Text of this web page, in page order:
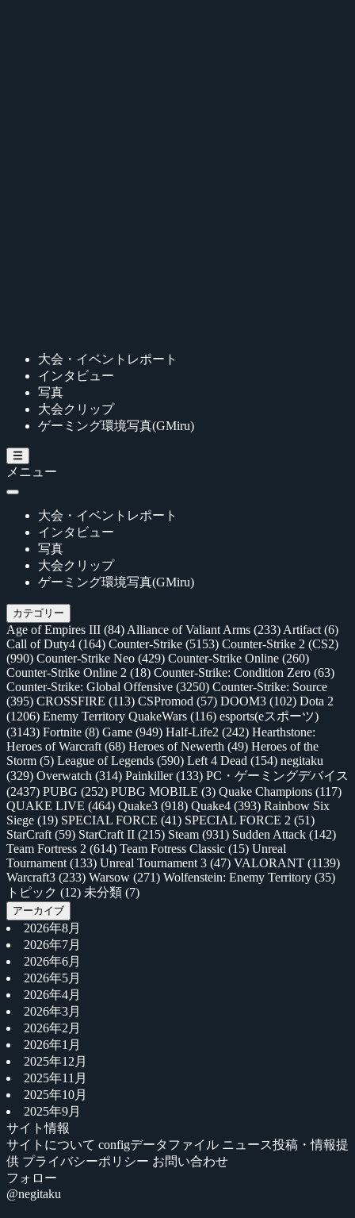
大会・イベントレポート
インタビュー
写真
大会クリップ
ゲーミング環境写真(GMiru)
メニュー
大会・イベントレポート
インタビュー
写真
大会クリップ
ゲーミング環境写真(GMiru)
カテゴリー
Age of Empires III (84) Alliance of Valiant Arms (233) Artifact (6)
Call of Duty4 (164) Counter-Strike (5153) Counter-Strike 2 (CS2)
(990) Counter-Strike Neo (429) Counter-Strike Online (260)
Counter-Strike Online 2 (18) Counter-Strike: Condition Zero (63)
Counter-Strike: Global Offensive (3250) Counter-Strike: Source
(395) CROSSFIRE (113) CSPromod (57) DOOM3 (102) Dota 2
(1206) Enemy Territory QuakeWars (116) esports(eスポーツ)
(3143) Fortnite (8) Game (949) Half-Life2 (242) Hearthstone:
Heroes of Warcraft (68) Heroes of Newerth (49) Heroes of the
Storm (5) League of Legends (590) Left 4 Dead (154) negitaku
(329) Overwatch (314) Painkiller(133) PC・ゲーミングデバイス
(2437) PUBG (252) PUBG MOBILE (3) Quake Champions (117)
QUAKE LIVE (464) Quake3 (918) Quake4 (393) Rainbow Six
Siege (19) SPECIAL FORCE (41) SPECIAL FORCE 2 (51)
StarCraft (59) StarCraft II (215) Steam (931) Sudden Attack (142)
Team Fortress 2 (614) Team Fotress Classic (15) Unreal
Tournament (133) Unreal Tournament 3 (47) VALORANT (1139)
Warcraft3 (233) Warsow (271) Wolfenstein: Enemy Territory (35)
トピック (12) 未分類 (7)
アーカイブ
2026年8月
2026年7月
2026年6月
2026年5月
2026年4月
2026年3月
2026年2月
2026年1月
2025年12月
2025年11月
2025年10月
2025年9月
サイト情報
サイトについて configデータファイル ニュース投稿・情報提
供 プライバシーポリシー お問い合わせ
フォロー
@negitaku